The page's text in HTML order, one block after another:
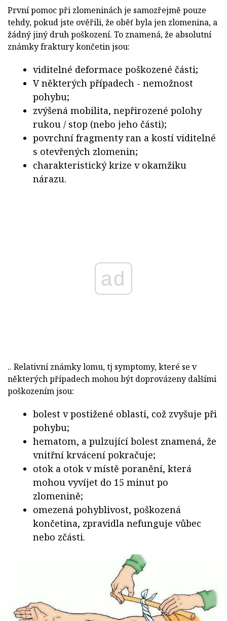
První pomoc při zlomeninách je samozřejmě pouze
tehdy, pokud jste ověřili, že oběť byla jen zlomenina, a
žádný jiný druh poškození. To znamená, že absolutní
známky fraktury končetin jsou:
viditelné deformace poškozené části;
V některých případech - nemožnost
pohybu;
zvýšená mobilita, nepřirozené polohy
rukou / stop (nebo jeho části);
povrchní fragmenty ran a kostí viditelné
s otevřených zlomenin;
charakteristický krize v okamžiku
nárazu.
ad
.. Relativní známky lomu, tj symptomy, které se v
některých případech mohou být doprovázeny dalšími
poškozením jsou:
bolest v postižené oblasti, což zvyšuje při
pohybu;
hematom, a pulzující bolest znamená, že
vnitřní krvácení pokračuje;
otok a otok v místě poranění, která
mohou vyvíjet do 15 minut po
zlomenině;
omezená pohyblivost, poškozená
končetina, zpravidla nefunguje vůbec
nebo zčásti.